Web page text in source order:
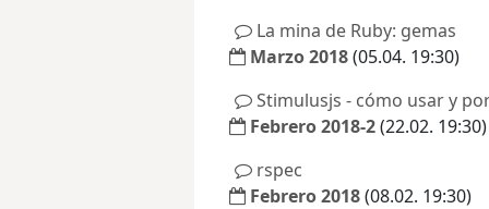
La mina de Ruby: gemas
Marzo 2018(05.04. 19:30)
Stimulusjs - cómo usar y
Febrero 2018-2(22.02. 19:30)
rspec
Febrero 2018(08.02. 19:30)